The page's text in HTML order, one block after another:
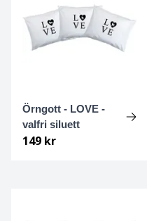
Örngott - LOVE -
valfri siluett
149 kr
Gammel dansk hönsehund
Golden retriever
Gordonsetter